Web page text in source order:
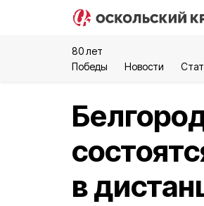
80 лет
Победы
Новости
в